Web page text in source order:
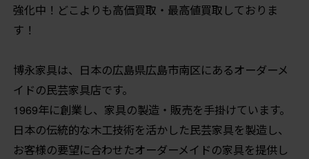
強化中！どこよりも高価買取・最高値買取しておりま
す！
博永家具は、日本の広島県広島市南区にあるオーダーメ
イドの民芸家具店です。
1969年に創業し、家具の製造・販売を手掛けています。
日本の伝統的な木工技術を活かした民芸家具を製造し、
お客様の要望に合わせたオーダーメイドの家具を提供し